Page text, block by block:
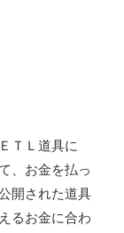
ＴＬ道具に
、お金を払っ
開された道具
るお金に合わ